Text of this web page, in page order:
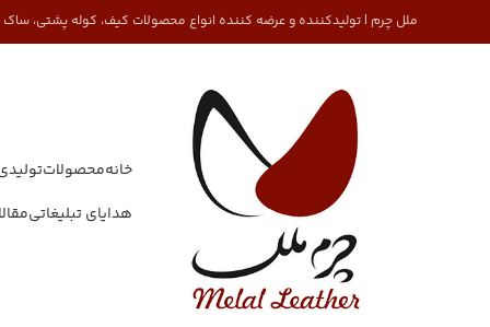
ملل چرم | تولیدکننده و عرضه کننده انواع محصولات کیف، کوله پشتی،
خانهمحصولات
هدایای تبلیغاتی
خانه کیف کیف لپ تاپ